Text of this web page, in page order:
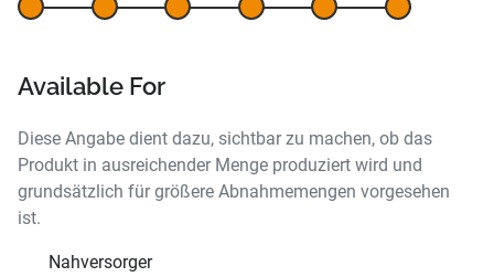
Available For
Diese Angabe dient dazu, sichtbar zu machen, ob das
Produkt in ausreichender Menge produziert wird und
grundsätzlich für größere Abnahmemengen vorgesehen
ist.
Nahversorger